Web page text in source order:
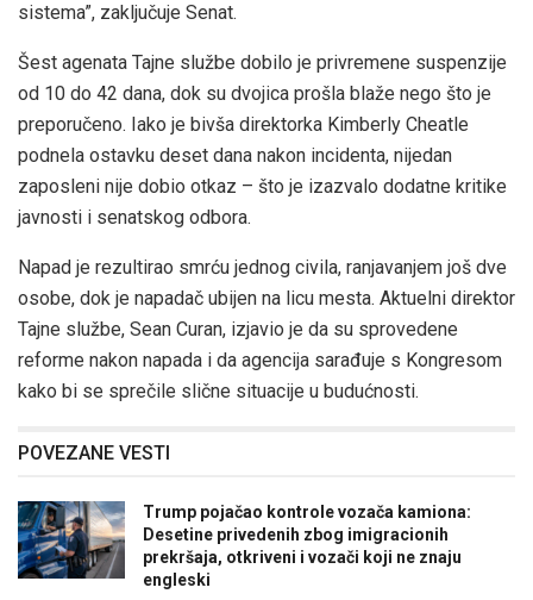
sistema”, zaključuje Senat.
Šest agenata Tajne službe dobilo je privremene suspenzije
od 10 do 42 dana, dok su dvojica prošla blaže nego što je
preporučeno. Iako je bivša direktorka Kimberly Cheatle
podnela ostavku deset dana nakon incidenta, nijedan
zaposleni nije dobio otkaz – što je izazvalo dodatne kritike
javnosti i senatskog odbora.
Napad je rezultirao smrću jednog civila, ranjavanjem još dve
osobe, dok je napadač ubijen na licu mesta. Aktuelni direktor
Tajne službe, Sean Curan, izjavio je da su sprovedene
reforme nakon napada i da agencija sarađuje s Kongresom
kako bi se sprečile slične situacije u budućnosti.
POVEZANE VESTI
Trump pojačao kontrole vozača kamiona:
Desetine privedenih zbog imigracionih
prekršaja, otkriveni i vozači koji ne znaju
engleski